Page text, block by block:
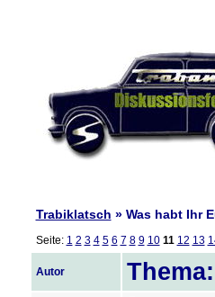
Trabiklatsch » Was habt Ihr
Seite: 1 2 3 4 5 6 7 8 9 10 11 12 13
Autor